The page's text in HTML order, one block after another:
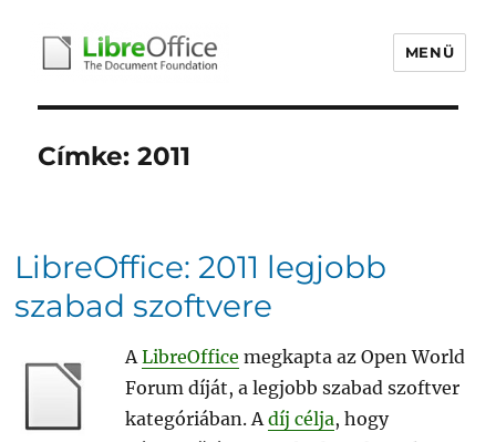
libreoffice.hu
MENÜ
Címke:2011
LibreOffice: 2011 legjobb
szabad szoftvere
ALibreOffice megkapta az Open World
Forum díját, a legjobb szabad szoftver
kategóriában. Adíj célja, hogy